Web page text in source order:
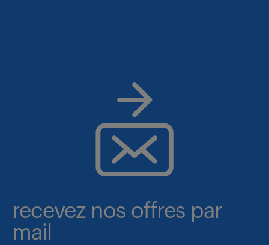
recevez nos offres par
mail